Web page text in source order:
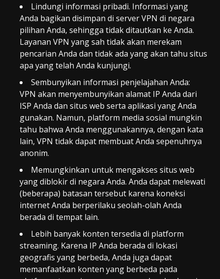
Lindungi informasi pribadi. Informasi yang
Anda bagikan disimpan di server VPN di negara
pilihan Anda, sehingga tidak ditautkan ke Anda.
Layanan VPN yang sah tidak akan merekam
pencarian Anda dan tidak ada yang akan tahu situs
apa yang telah Anda kunjungi.
Sembunyikan informasi penjelajahan Anda:
VPN akan menyembunyikan alamat IP Anda dari
ISP Anda dan situs web serta aplikasi yang Anda
gunakan. Namun, platform media sosial mungkin
tahu bahwa Anda menggunakannya, dengan kata
lain, VPN tidak dapat membuat Anda sepenuhnya
anonim.
Memungkinkan untuk mengakses situs web
yang diblokir di negara Anda. Anda dapat melewati
(beberapa) batasan tersebut karena koneksi
internet Anda berperilaku seolah-olah Anda
berada di tempat lain.
Lebih banyak konten tersedia di platform
streaming. Karena IP Anda berada di lokasi
geografis yang berbeda, Anda juga dapat
memanfaatkan konten yang berbeda pada